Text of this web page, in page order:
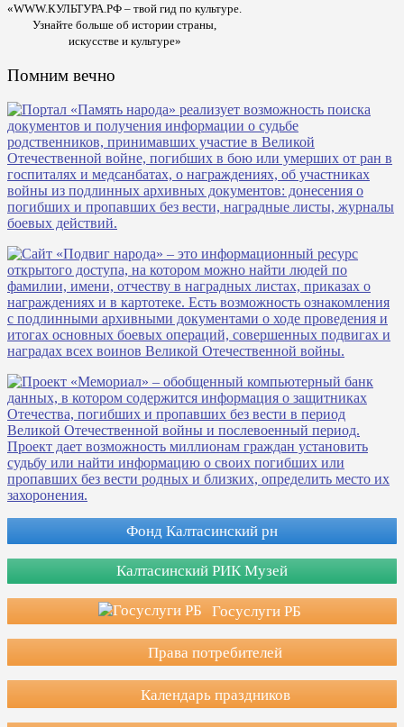
«WWW.КУЛЬТУРА.РФ – твой гид по культуре.
Узнайте больше об истории страны,
искусстве и культуре»
Помним вечно
Фонд Калтасинский рн
Калтасинский РИК Музей
Госуслуги РБ
Права потребителей
Календарь праздников